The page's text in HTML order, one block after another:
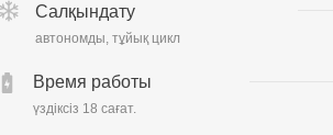
Салқындату
автономды, тұйық цикл
Время работы
үздіксіз 18 сағат.